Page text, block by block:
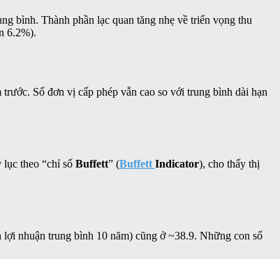
bình. Thành phần lạc quan tăng nhẹ về triển vọng thu
6.2%).
Số đơn vị cấp phép vẫn cao so với trung bình dài hạn
theo “chỉ số Buffett” (Buffett Indicator), cho thấy thị
nhuận trung bình 10 năm) cũng ở ~38.9. Những con số